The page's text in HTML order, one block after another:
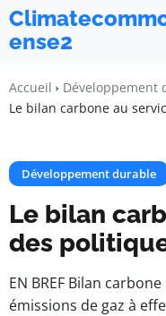
ense2
Accueil
Développement
Le bilan carbone au
Développement durable
Le bilan
des
EN BREF Bilan
émissions de gaz à